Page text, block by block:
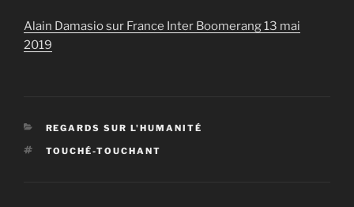
Alain Damasio sur France Inter Boomerang 13 mai
2019
CATÉGORIES
REGARDS SUR L'HUMANITÉ
ÉTIQUETTES
TOUCHÉ-TOUCHANT